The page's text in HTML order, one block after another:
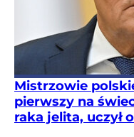
Mistrzowie
pierwszy na
raka jelita, uczył